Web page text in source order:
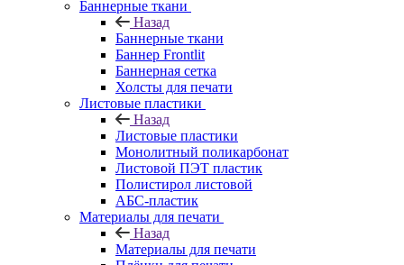
Баннерные ткани
Назад
Баннерные ткани
Баннер Frontlit
Баннерная сетка
Холсты для печати
Листовые пластики
Назад
Листовые пластики
Монолитный поликарбонат
Листовой ПЭТ пластик
Полистирол листовой
АБС-пластик
Материалы для печати
Назад
Материалы для печати